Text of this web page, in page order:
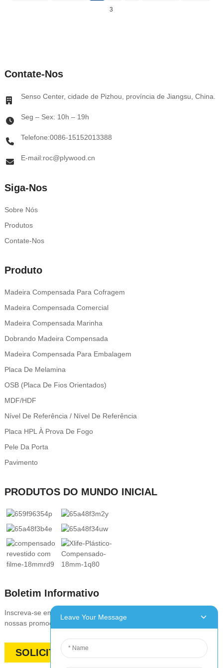
3
Contate-Nos
Senso Center, cidade de Pizhou, província de Jiangsu, China.
Seg – Sex: 10h – 19h
Telefone:0086-15152013388
E-mail:roc@plywood.cn
Siga-Nos
Sobre Nós
Produtos
Contate-Nos
Produto
Madeira Compensada Para Cofragem
Madeira Compensada Comercial
Madeira Compensada Marinha
Dobrando Madeira Compensada
Madeira Compensada Para Embalagem
Placa De Melamina
OSB (placa De Fios Orientados)
MDF/HDF
Nível De Referência / Nível De Referência
Placa HPL À Prova De Fogo
Pele Da Porta
Pavimento
PRODUTOS DO MUNDO INICIAL
Boletim Informativo
Inscreva-se em nossa newsletter para se manter atualizado com
nossas promoções, descontos, vendas e ofertas especiais
SOLICITAR ORÇAMENTO
Leave Your Message